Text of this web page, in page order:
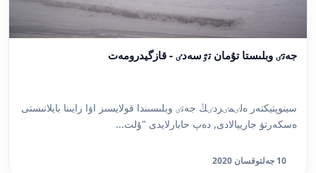
جەتٸ وبلىستا تۇمان تٷسەدٸ - قازگيدرومەت
سينوپتيكتەر ەلٸمٸزدٸڭ جەتٸ وبلىسىندا قولايسىز اۋا رايىنا بايلانىستى
ەسكەرتۋ جارييالادى, دەپ حابارلايدى "ۇلت...
10 جەلتوقسان 2020